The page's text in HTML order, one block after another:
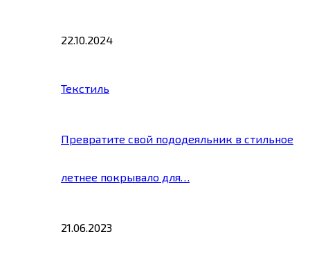
22.10.2024
Текстиль
Превратите свой пододеяльник в стильное
летнее покрывало для…
21.06.2023